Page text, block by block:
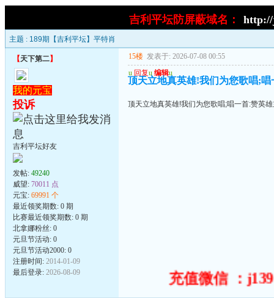
吉利平坛防屏蔽域名： http://
主题 : 189期【吉利平坛】平特肖
【天下第二】
我的元宝
投诉
吉利平坛好友
发帖: 49240
威望: 70011 点
元宝: 69991 个
最近领奖期数: 0 期
比赛最近领奖期数: 0 期
北拿娜粉丝: 0
元旦节活动: 0
元旦节活动2000: 0
注册时间: 2014-01-09
最后登录: 2026-08-09
15楼 发表于: 2026-07-08 00:55
u 回复u 编辑u
顶天立地真英雄!我们为您歌唱;
顶天立地真英雄!我们为您歌唱;唱一首:赞英
充值微信 ：